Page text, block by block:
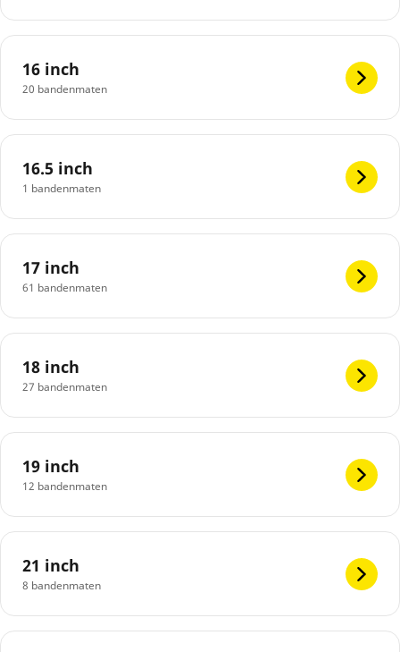
16 inch
20 bandenmaten
16.5 inch
1 bandenmaten
17 inch
61 bandenmaten
18 inch
27 bandenmaten
19 inch
12 bandenmaten
21 inch
8 bandenmaten